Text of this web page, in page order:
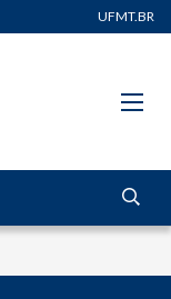
UFMT.BR